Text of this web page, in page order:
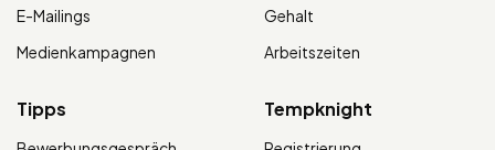
E-Mailings
Medienkampagnen
Gehalt
Arbeitszeiten
Tipps Tempknight